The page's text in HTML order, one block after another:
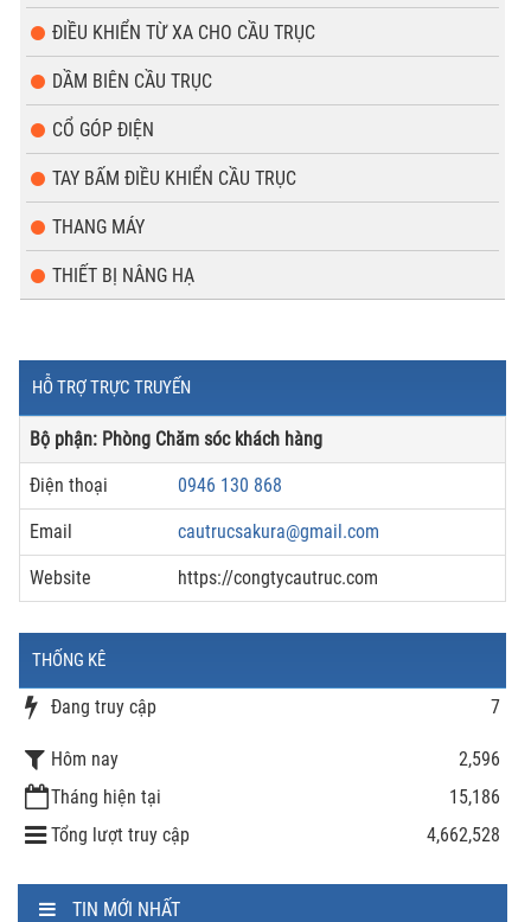
ĐIỀU KHIỂN TỪ XA CHO CẦU TRỤC
DẦM BIÊN CẦU TRỤC
CỔ GÓP ĐIỆN
TAY BẤM ĐIỀU KHIỂN CẦU TRỤC
THANG MÁY
THIẾT BỊ NÂNG HẠ
HỖ TRỢ TRỰC TRUYẾN
Bộ phận: Phòng Chăm sóc khách hàng
Điện thoại 0946 130 868
Email cautrucsakura@gmail.com
Website https://congtycautruc.com
THỐNG KÊ
Đang truy cập 7
Hôm nay
2,596
Tháng hiện tại
15,186
Tổng lượt truy cập
4,662,528
TIN MỚI NHẤT